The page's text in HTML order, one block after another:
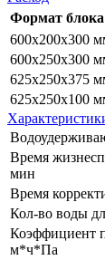
Формат
600х200х300
600х250х300
625х250х375
625х250х100
Время
мин
Время
Кол-во воды
Коэффициент
м*ч*Па